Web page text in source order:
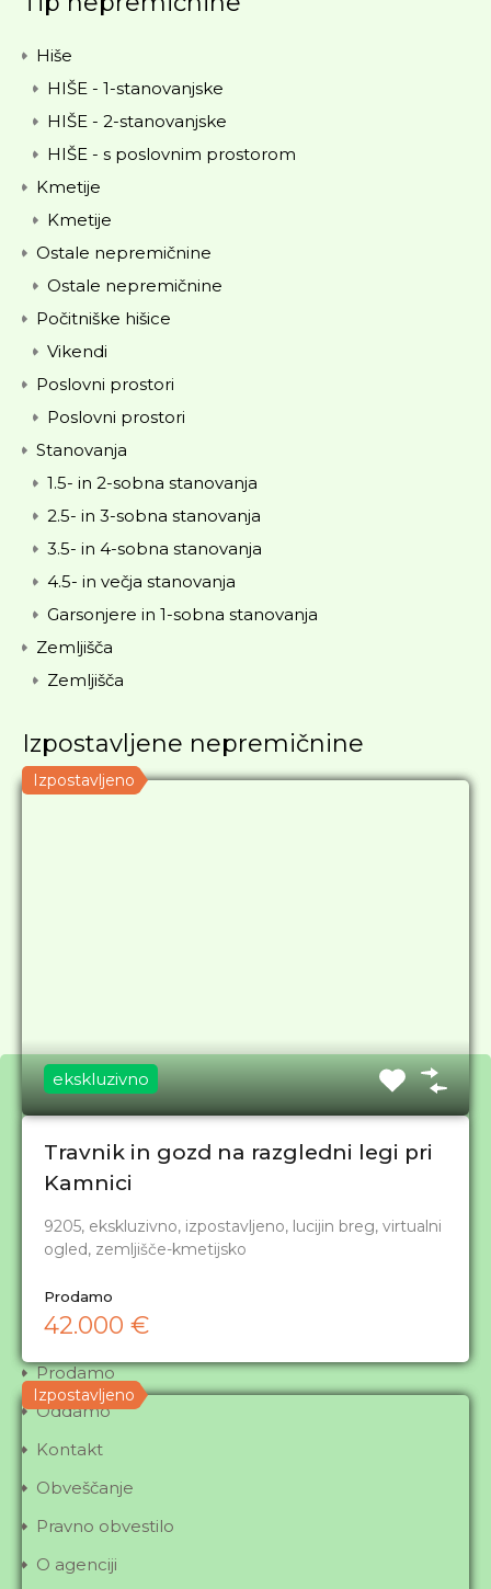
Hiše
HIŠE - 1-stanovanjske
HIŠE - 2-stanovanjske
HIŠE - s poslovnim prostorom
Kmetije
Kmetije
Ostale nepremičnine
Ostale nepremičnine
Počitniške hišice
Vikendi
Poslovni prostori
Poslovni prostori
Stanovanja
1.5- in 2-sobna stanovanja
2.5- in 3-sobna stanovanja
3.5- in 4-sobna stanovanja
4.5- in večja stanovanja
Garsonjere in 1-sobna stanovanja
Zemljišča
Zemljišča
Izpostavljene nepremičnine
Izpostavljeno
ekskluzivno
Travnik in gozd na razgledni legi pri
Kamnici
9205, ekskluzivno, izpostavljeno, lucijin breg, virtualni
ogled, zemljišče-kmetijsko
Prodamo
42.000 €
Izpostavljeno
S strokovno pomočjo do idiličnega doma!
Navigacija
Domov
Prodamo
Oddamo
Kontakt
Obveščanje
Pravno obvestilo
O agenciji